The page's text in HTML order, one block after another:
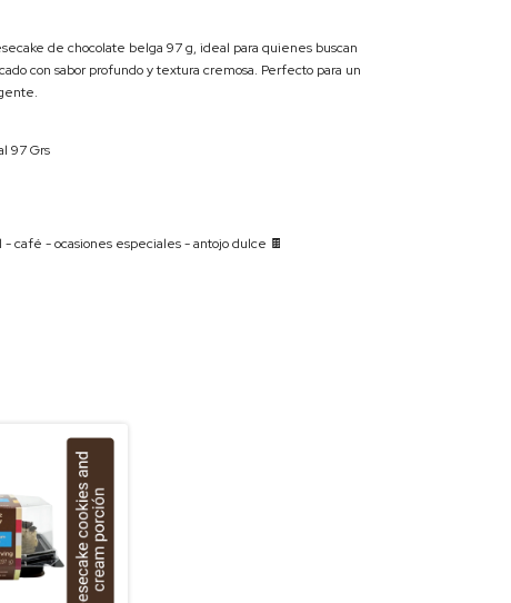
de chocolate belga 97 g, ideal para quienes buscan
con sabor profundo y textura cremosa. Perfecto para un
97 Grs
- café - ocasiones especiales - antojo dulce 🍫